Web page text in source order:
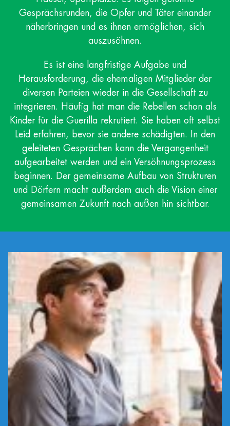
Gesprächsrunden, die Opfer und Täter einander
näherbringen und es ihnen ermöglichen, sich
auszusöhnen.
Es ist eine langfristige Aufgabe und
Herausforderung, die ehemaligen Mitglieder der
diversen Parteien wieder in die Gesellschaft zu
integrieren. Häufig hat man die Rebellen schon als
Kinder für die Guerilla rekrutiert. Sie haben oft selbst
Leid erfahren, bevor sie andere schädigten. In den
geleiteten Gesprächen kann die Vergangenheit
aufgearbeitet werden und ein Versöhnungsprozess
beginnen. Der gemeinsame Aufbau von Strukturen
und Dörfern macht außerdem auch die Vision einer
gemeinsamen Zukunft nach außen hin sichtbar.